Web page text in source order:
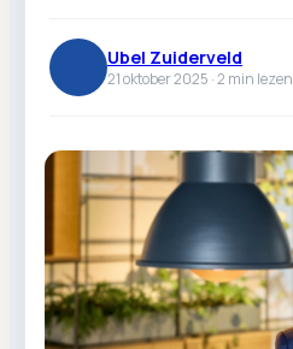
Ubel Zuiderveld
21 oktober 2025 ·2 min lezen